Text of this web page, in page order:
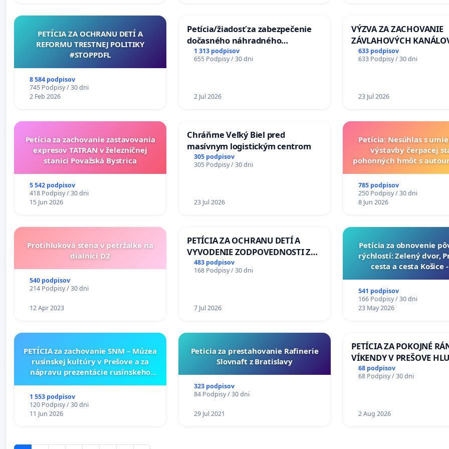
PETÍCIA ZA OCHRANU DETÍ A
REFORMU TRESTNEJ POLITIKY
#STOPPDFL
8 584 podpisov
745 Podpisy / 30 dni
2 Feb 2026
Petícia/žiadosť za zabezpečenie
dočasného náhradného
premostenia Váhu počas úplnej
uzávery Vážskeho mosta v
1 313 podpisov
655 Podpisy / 30 dni
2 Jul 2026
VÝZVA ZA ZACHOVANIE
ZÁVLAHOVÝCH
VÝLUČNOM
KONTROLOU
a odvodňovacích
633 podpisov
633 Podpisy / 30 dni
23 Jul 2026
Petícia za zachovanie zastavovania
expresov TATRAN v železničnej
stanici Považská Bystrica
5 542 podpisov
418 Podpisy / 30 dni
15 Jun 2026
Chráňme Veľký Biel pred
masívnym logistickým centrom
305 podpisov
305 Podpisy / 30 dni
23 Jul 2026
Petícia: Nesúhlas s
výstavby čerpacej
pohonných hmôt s
Grob - Čierna
785 podpisov
250 Podpisy / 30 dni
8 Jun 2026
Protihluková stena v petržalke na
dialnici D2
540 podpisov
214 Podpisy / 30 dni
12 Apr 2023
PETÍCIA ZA OCHRANU DETÍ A
VYVODENIE ZODPOVEDNOSTI ZA
DLHOROČNÚ NEČINNOSŤ A
ZLYHANIE ŠTÁTU
483 podpisov
168 Podpisy / 30 dni
7 Jul 2026
​Petícia za obnovenie
rýchlostí: Zelený dvor,
cesta a cesta Košice
541 podpisov
166 Podpisy / 30 dni
23 May 2026
PETÍCIA za zachovanie SNM – Múzea
rusínskej kultúry v Prešove a za
nápravu prezentácie rusínskeho
Múzeu ukrajinskej kultúry vo
Svidníku
1 553 podpisov
120 Podpisy / 30 dni
11 Jun 2026
Peticia za prestahovanie Rafinerie
Slovnaft z Bratislavy
323 podpisov
84 Podpisy / 30 dni
29 Jul 2021
PETÍCIA ZA POKOJNÉ
VÍKENDY V PREŠOVE
STAVEBNÉ PRÁCE V
OD 9.00 DO 13.00 HOD.,
KONTROLA STAVBY C-
68 podpisov
68 Podpisy / 30 dni
2 Aug 2026